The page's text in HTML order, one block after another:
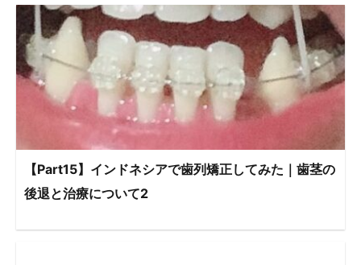
【Part15】インドネシアで歯列矯正してみた｜歯茎の
後退と治療について2